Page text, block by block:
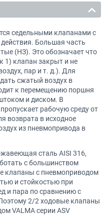
седельными клапанами с
Большая часть
(НЗ). Это обозначает что
1) клапан закрыт и не
пар и т. д.). Для
сжатый воздух в
к перемещению поршня
и диском. В
рабочую среду от
возврата в исходное
из пневмопривода в
сталь AISI 316,
с большинством
клапаны с пневмоприводом
и стойкостью при
и пара по сравнению с
2/2 ходовые клапаны
VALMA серии ASV